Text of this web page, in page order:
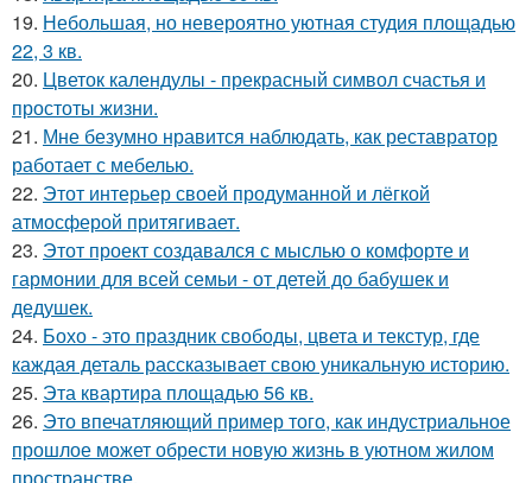
19. Небольшая, но невероятно уютная студия площадью
22, 3 кв.
20. Цветок календулы - прекрасный символ счастья и
простоты жизни.
21. Мне безумно нравится наблюдать, как реставратор
работает с мебелью.
22. Этот интерьер своей продуманной и лёгкой
атмосферой притягивает.
23. Этот проект создавался с мыслью о комфорте и
гармонии для всей семьи - от детей до бабушек и
дедушек.
24. Бохо - это праздник свободы, цвета и текстур, где
каждая деталь рассказывает свою уникальную историю.
25. Эта квартира площадью 56 кв.
26. Это впечатляющий пример того, как индустриальное
прошлое может обрести новую жизнь в уютном жилом